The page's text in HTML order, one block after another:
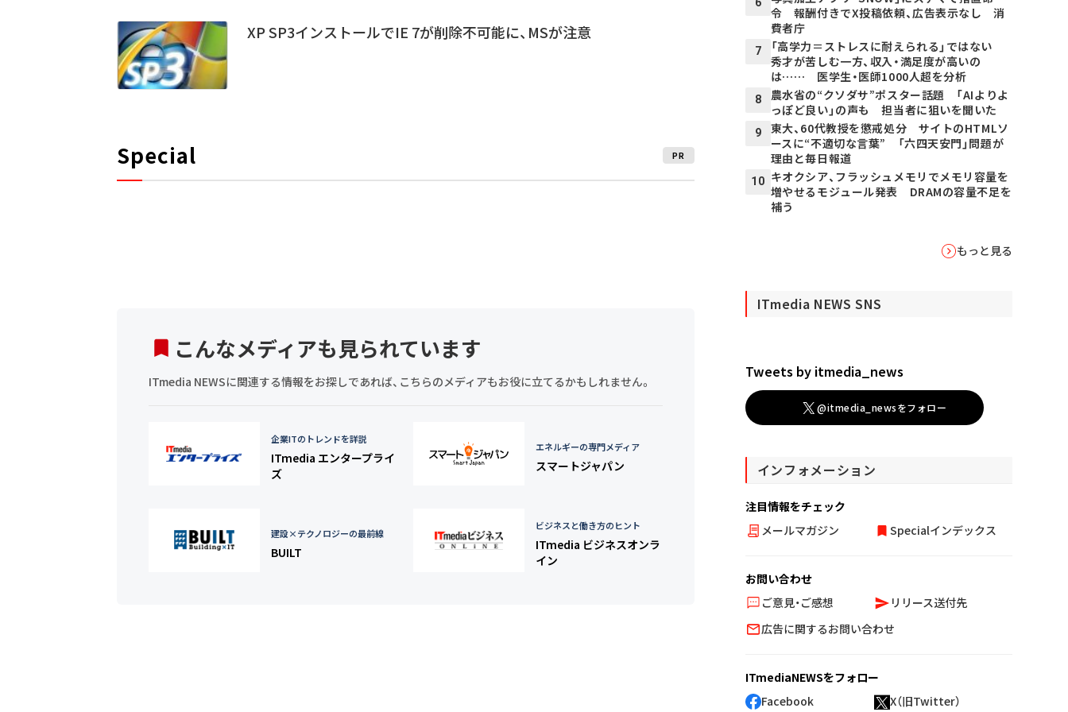
XP SP3インストールでIE 7が削除不可能に、MSが注意
Special PR
こんなメディアも見られています
ITmedia NEWSに関連する情報をお探しであれば、こちらのメディアもお役に立てるかもしれません。
企業ITのトレンドを詳説
ITmedia エンタープライ
ズ
エネルギーの専門メディア
スマートジャパン
建設×テクノロジーの最前線
BUILT
ビジネスと働き方のヒント
ITmedia ビジネスオンラ
イン
6
令 報酬付きでX投稿依頼、広告表示なし 消
費者庁
7
「高学力＝ストレスに耐えられる」ではない
秀才が苦しむ一方、収入・満足度が高いの
は…… 医学生・医師1000人超を分析
8
農水省の“クソダサ”ポスター話題 「AIよりよ
っぽど良い」の声も 担当者に狙いを聞いた
9
東大、60代教授を懲戒処分 サイトのHTMLソ
ースに“不適切な言葉” 「六四天安門」問題が
理由と毎日報道
10 キオクシア、フラッシュメモリでメモリ容量を
増やせるモジュール発表 DRAMの容量不足を
補う
もっと見る
ITmedia NEWS SNS
Tweets by itmedia_news
@itmedia_newsをフォロー
インフォメーション
注目情報をチェック
メールマガジン
Specialインデックス
お問い合わせ
ご意見・ご感想
リリース送付先
広告に関するお問い合わせ
ITmediaNEWSをフォロー
Facebook
X（旧Twitter）